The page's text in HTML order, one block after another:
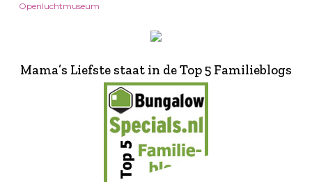
Openluchtmuseum
Mama’s Liefste staat in de Top 5 Familieblogs